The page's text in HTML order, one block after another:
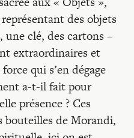
des objets
une clé, des cartons –
extraordinaires et
qui s’en dégage
a-t-il fait pour
présence ? Ces
bouteilles de Morandi,